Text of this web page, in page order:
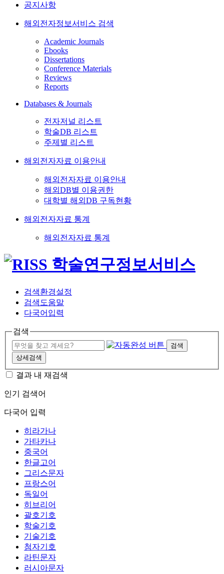
공지사항
해외전자정보서비스 검색
Academic Journals
Ebooks
Dissertations
Conference Materials
Reviews
Reports
Databases & Journals
전자저널 리스트
학술DB 리스트
주제별 리스트
해외전자자료 이용안내
해외전자자료 이용안내
해외DB별 이용권한
대학별 해외DB 구독현황
해외전자자료 통계
해외전자자료 통계
검색환경설정
검색도움말
다국어입력
검색
검색
상세검색
결과 내 재검색
인기 검색어
다국어 입력
히라가나
가타카나
중국어
한글고어
그리스문자
프랑스어
독일어
히브리어
괄호기호
학술기호
기술기호
첨자기호
라틴문자
러시아문자